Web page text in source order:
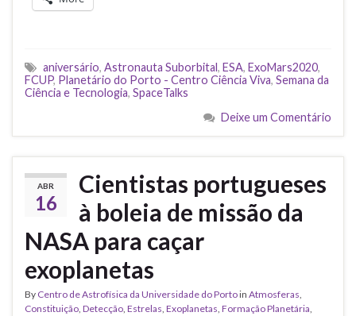
aniversário, Astronauta Suborbital, ESA, ExoMars2020,
FCUP, Planetário do Porto - Centro Ciência Viva, Semana da
Ciência e Tecnologia, SpaceTalks
Deixe um Comentário
ABR
16
Cientistas portugueses
à boleia de missão da
NASA para caçar
exoplanetas
By Centro de Astrofísica da Universidade do Portoin Atmosferas,
Constituição, Detecção, Estrelas, Exoplanetas, Formação Planetária,